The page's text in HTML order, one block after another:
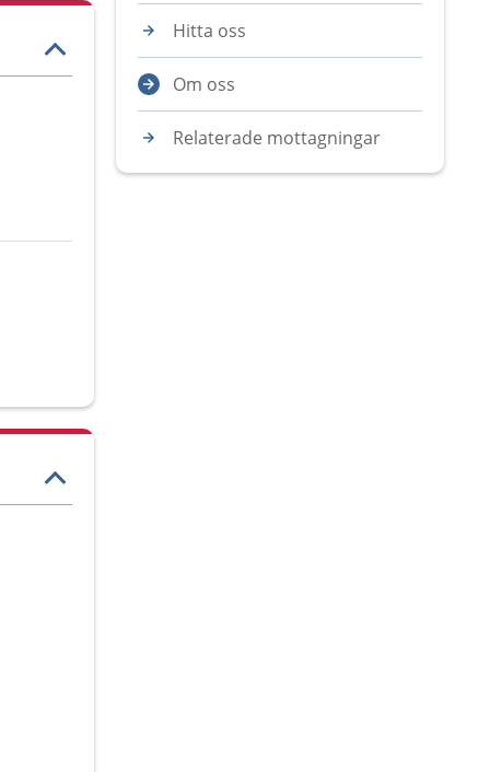
Hitta oss
Om oss
Relaterade mottagningar